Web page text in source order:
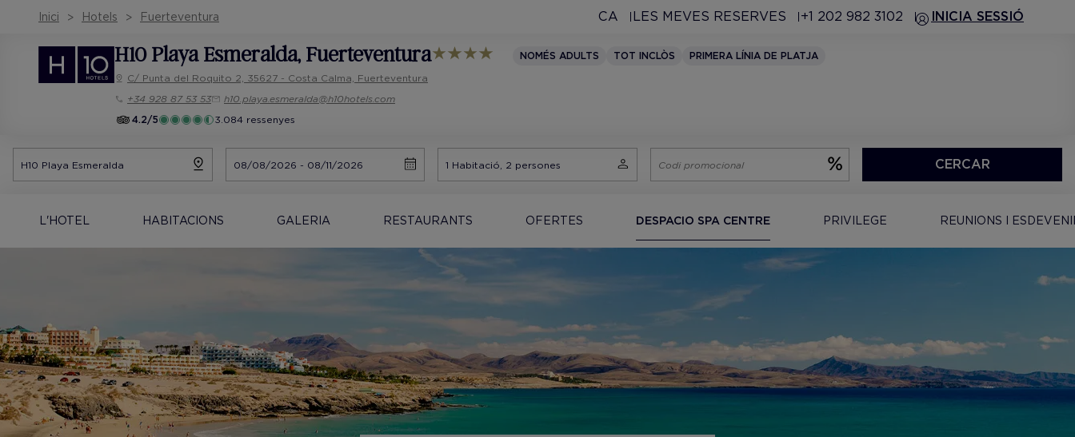
Inici Hotels Fuerteventura CA LES MEVES RESERVES +1 202 982 3102 INICIA SESSIÓ
H10 Playa Esmeralda, Fuerteventura NOMÉS ADULTS TOT INCLÒS
PRIMERA LÍNIA DE PLATJA
C/ Punta del Roquito 2, 35627 - Costa Calma, Fuerteventura
+34 928 87 53 53
h10.playa.esmeralda@h10hotels.com
4.2/5
3.084 ressenyes
CERCAR
L'HOTEL HABITACIONS GALERIA RESTAURANTS OFERTES DESPACIO SPA CENTRE PRIVILEGE REUNIONS I